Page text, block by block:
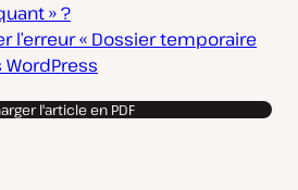
» ?
l’erreur « Dossier temporaire
l'article en PDF